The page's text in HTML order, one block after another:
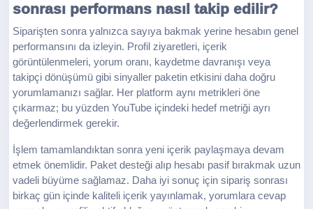
sonrası performans nasıl takip edilir?
Siparişten sonra yalnızca sayıya bakmak yerine hesabın genel
performansını da izleyin. Profil ziyaretleri, içerik
görüntülenmeleri, yorum oranı, kaydetme davranışı veya
takipçi dönüşümü gibi sinyaller paketin etkisini daha doğru
yorumlamanızı sağlar. Her platform aynı metrikleri öne
çıkarmaz; bu yüzden YouTube içindeki hedef metriği ayrı
değerlendirmek gerekir.
İşlem tamamlandıktan sonra yeni içerik paylaşmaya devam
etmek önemlidir. Paket desteği alıp hesabı pasif bırakmak uzun
vadeli büyüme sağlamaz. Daha iyi sonuç için sipariş sonrası
birkaç gün içinde kaliteli içerik yayınlamak, yorumlara cevap